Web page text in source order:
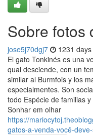
Sobre fotos
jose5j70dgj7 1231
El gato Tonkinés es una
qual desciende, con un
similar al Burmfois y los
especialmentes. Son
todo Espécie de familias
Sonhar em olhar
https://
gatos-a-venda-você-